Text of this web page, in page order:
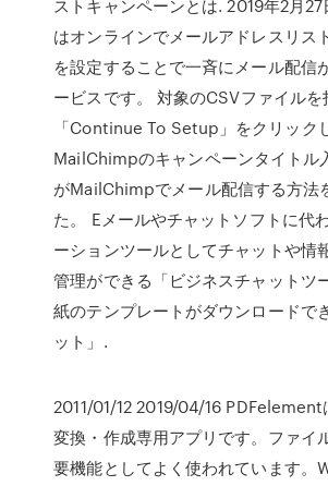
ストキャンペーンとは. 2019年2月
はオンラインでメールアドレスリス
を設定することで一斉にメール配信
ービスです。 対象のCSVファイルを
「Continue To Setup」をクリック
MailChimpのキャンペーンタイトル
がMailChimpでメール配信する方法
た。 Eメールやチャットソフトに代
ーションツールとしてチャットや情
管理ができる「ビジネスチャットツ
紙のテンプレートがダウンロードで
ット」.
2011/01/12 2019/04/16 PDFelement
変換・作成専用アプリです。ファイ
要機能としてよく使われています。